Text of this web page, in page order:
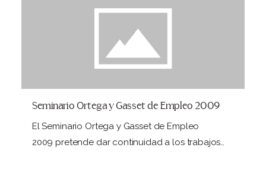
Seminario Ortega y Gasset de Empleo 2009
El Seminario Ortega y Gasset de Empleo
2009 pretende dar continuidad a los trabajos